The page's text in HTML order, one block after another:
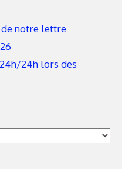
notre lettre
24h lors des